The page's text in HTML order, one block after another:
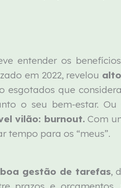
entender os
em 2022, revelou
esgotados que
o seu bem-estar. Ou
vilão: burnout. Com
tempo para os “meus”.
boa gestão de tarefas,